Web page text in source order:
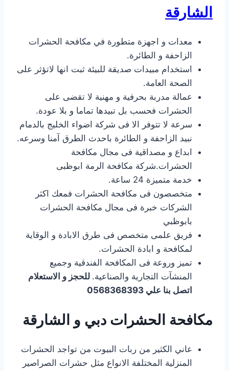
الشارقة
معدات و اجهزة متطورة في مكافحة الحشرات
الزاحفة و الطائرة.
استخدام مبيدات صديقة للبيئة ثبت انها لاتؤثر على
الصحة العامة.
عمالة مدربة بحرفية و مهنية لا تقضى على
الحشرات فحسب بل تبيدها تماما و بلا عودة.
سرعة لا تتوفر الا فى شركة اضواء الخليج بالدمام
نبيد الزاحفة و الطائرة باحدث الطرق آمنا وسرعه.
ابداع و مصداقية فى مجال مكافحة
الحشرات.شركة مكافحة الرمة ابوظبى
خدمة متميزة 24 ساعة.
متخصصون فى مكافحة الحشرات فمعك اكثر
الشركات خبرة فى مجال مكافحة الحشرات
بابوظبي
فريق علمى متخصص فى طرق الابادة و الوقاية
لمكافحة و ابادة الحشرات.
تميز وروعة فى المكافحة الفندقية وجميع
المنشآت التجارية والصناعية. للحجز و الاستعلام
اتصل بنا علي 0568368393
مكافحة الحشرات دبي و الشارقة
عاني الكثير من ربات البيوت من تواجد الحشرات
المنزلية المختلفة الانواع مثل حشرات الصراصير